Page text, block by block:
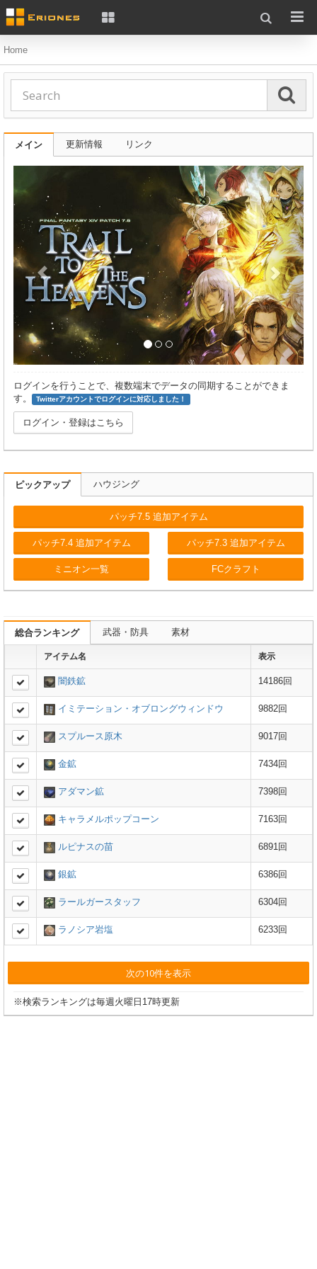
Home
メイン 更新情報 リンク
ログインを行うことで、複数端末でデータの同期することができま
す。
Twitterアカウントでログインに対応しました！
ログイン・登録はこちら
ピックアップ ハウジング
パッチ7.5 追加アイテム
パッチ7.4 追加アイテム
ミニオン一覧
パッチ7.3 追加アイテム
FCクラフト
総合ランキング 武器・防具 素材
アイテム名 表示
闇鉄鉱 14186回
イミテーション・オブロングウィンドウ 9882回
スプルース原木 9017回
金鉱 7434回
アダマン鉱 7398回
キャラメルポップコーン 7163回
ルピナスの苗 6891回
銀鉱 6386回
ラールガースタッフ 6304回
ラノシア岩塩 6233回
次の10件を表示
※検索ランキングは毎週火曜日17時更新